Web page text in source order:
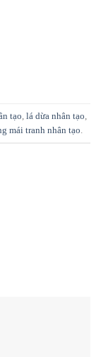
tạo lá dừa nhân tạo
mái tranh nhân tạo